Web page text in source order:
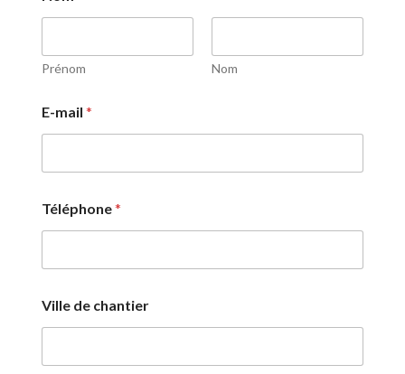
Prénom Nom
E-mail *
Téléphone*
Ville de chantier